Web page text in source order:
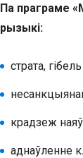
Па праграме
рызыкі:
страта,
крадзеж
аднаўленне